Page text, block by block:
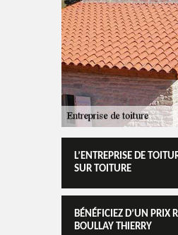
L’ENTREPRISE DE
SUR TOITURE
BÉNÉFICIEZ D’UN PRIX
BOULLAY THIERRY